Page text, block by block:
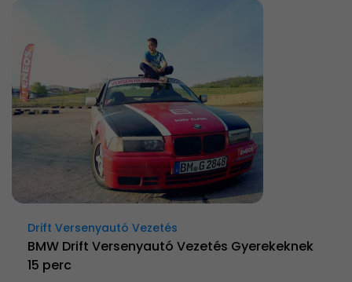
Drift Versenyautó Vezetés
BMW Drift Versenyautó Vezetés Gyerekeknek
15 perc